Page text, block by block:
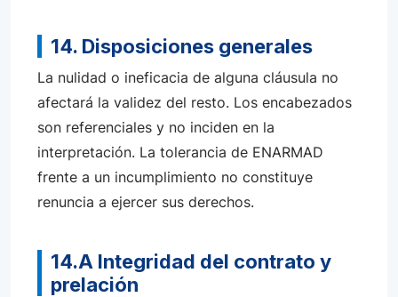
14. Disposiciones generales
La nulidad o ineficacia de alguna cláusula no
afectará la validez del resto. Los encabezados
son referenciales y no inciden en la
interpretación. La tolerancia de ENARMAD
frente a un incumplimiento no constituye
renuncia a ejercer sus derechos.
14.A Integridad del contrato y
prelación